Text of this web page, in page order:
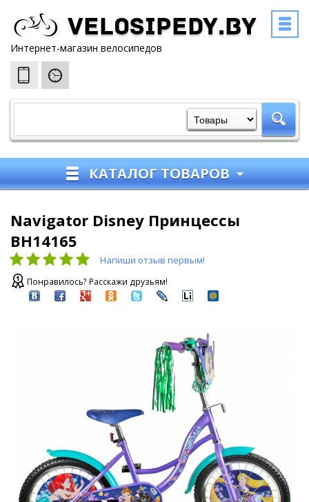
Velosipedy.by
Интернет-магазин велосипедов
КАТАЛОГ ТОВАРОВ
Navigator Disney Принцессы
ВН14165
Напиши отзыв первым!
Понравилось? Расскажи друзьям!